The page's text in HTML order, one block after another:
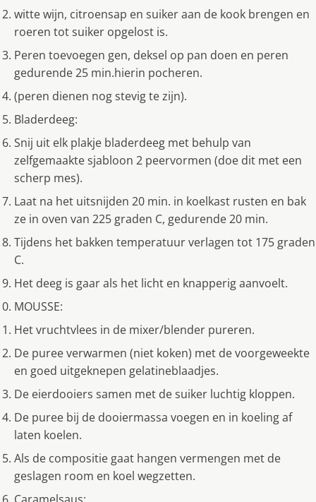
witte wijn, citroensap en suiker aan de kook brengen en
roeren tot suiker opgelost is.
Peren toevoegen gen, deksel op pan doen en peren
gedurende 25 min.hierin pocheren.
(peren dienen nog stevig te zijn).
Bladerdeeg:
Snij uit elk plakje bladerdeeg met behulp van
zelfgemaakte sjabloon 2 peervormen (doe dit met een
scherp mes).
Laat na het uitsnijden 20 min. in koelkast rusten en bak
ze in oven van 225 graden C, gedurende 20 min.
Tijdens het bakken temperatuur verlagen tot 175 graden
C.
Het deeg is gaar als het licht en knapperig aanvoelt.
MOUSSE:
Het vruchtvlees in de mixer/blender pureren.
De puree verwarmen (niet koken) met de voorgeweekte
en goed uitgeknepen gelatineblaadjes.
De eierdooiers samen met de suiker luchtig kloppen.
De puree bij de dooiermassa voegen en in koeling af
laten koelen.
Als de compositie gaat hangen vermengen met de
geslagen room en koel wegzetten.